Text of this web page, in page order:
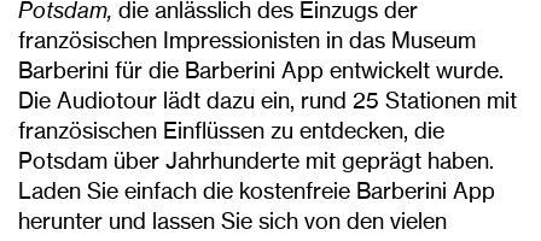
Potsdam, die anlässlich des Einzugs der
französischen Impressionisten in das Museum
Barberini für die Barberini App entwickelt wurde.
Die Audiotour lädt dazu ein, rund 25 Stationen mit
französischen Einflüssen zu entdecken, die
Potsdam über Jahrhunderte mit geprägt haben.
Laden Sie einfach die kostenfreie Barberini App
herunter und lassen Sie sich von den vielen